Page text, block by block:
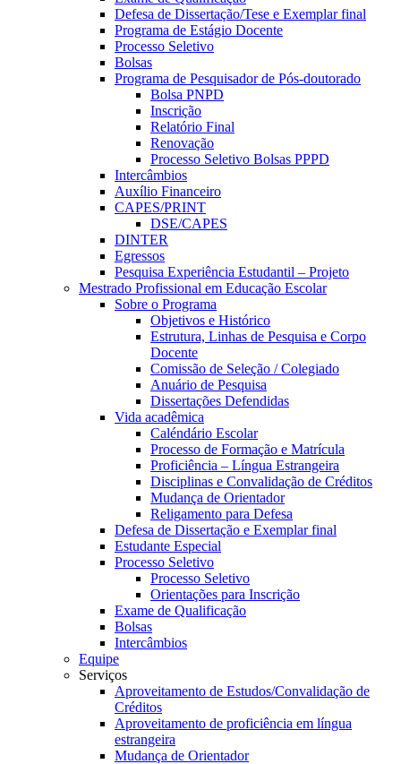
Defesa de Dissertação/Tese e Exemplar final
Programa de Estágio Docente
Processo Seletivo
Bolsas
Programa de Pesquisador de Pós-doutorado
Bolsa PNPD
Inscrição
Relatório Final
Renovação
Processo Seletivo Bolsas PPPD
Intercâmbios
Auxílio Financeiro
CAPES/PRINT
DSE/CAPES
DINTER
Egressos
Pesquisa Experiência Estudantil – Projeto
Mestrado Profissional em Educação Escolar
Sobre o Programa
Objetivos e Histórico
Estrutura, Linhas de Pesquisa e Corpo
Docente
Comissão de Seleção / Colegiado
Anuário de Pesquisa
Dissertações Defendidas
Vida acadêmica
Caléndário Escolar
Processo de Formação e Matrícula
Proficiência – Língua Estrangeira
Disciplinas e Convalidação de Créditos
Mudança de Orientador
Religamento para Defesa
Defesa de Dissertação e Exemplar final
Estudante Especial
Processo Seletivo
Processo Seletivo
Orientações para Inscrição
Exame de Qualificação
Bolsas
Intercâmbios
Equipe
Serviços
Aproveitamento de Estudos/Convalidação de
Créditos
Aproveitamento de proficiência em língua
estrangeira
Mudança de Orientador